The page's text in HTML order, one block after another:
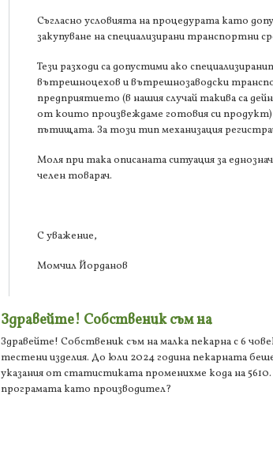
Съгласно условията на процедурата като
закупуване на специализирани транспортни
Тези разходи са допустими ако
вътрешноцехов и вътрешнозаводски
предприятието (в нашия случай такива са
от които произвеждаме готовия си продукт)
пътищата. За този тип механизация
Моля при така описаната ситуация за
челен товарач.
С уважение,
Момчил Йорданов
Здравейте! Собственик съм на
Здравейте! Собственик съм на малка пекарна с 6
тестени изделия. До юли 2024 година пекарната
указания от статистиката променихме кода на 5610.
програмата като производител?